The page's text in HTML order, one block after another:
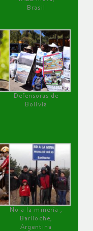
Brasil
Defensoras de
Bolivia
No a la minería ,
Bariloche,
Argentina